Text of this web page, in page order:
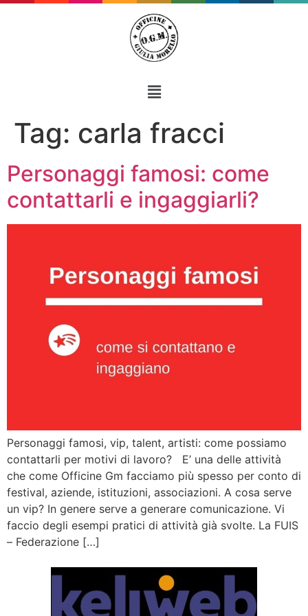
Tag: carla fracci
Personaggi famosi: come
contattarli e ingaggiarli?
Personaggi famosi, vip, talent, artisti: come possiamo
contattarli per motivi di lavoro? E’ una delle attività
che come Officine Gm facciamo più spesso per conto di
festival, aziende, istituzioni, associazioni. A cosa serve
un vip? In genere serve a generare comunicazione. Vi
faccio degli esempi pratici di attività già svolte. La FUIS
– Federazione […]